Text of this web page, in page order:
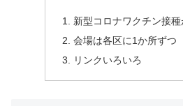
新型コロナワクチン接
会場は各区に1か所ずつ
リンクいろいろ